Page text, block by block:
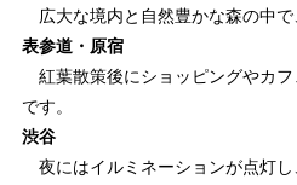
広大な境内と自然豊かな森の中で
表参道・原宿
紅葉散策後にショッピングやカ
です。
渋谷
夜にはイルミネーションが点灯